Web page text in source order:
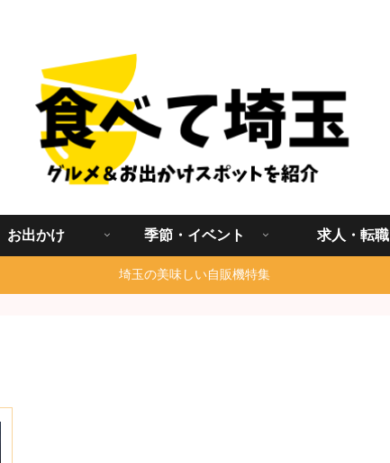
お出かけ 季節・イベント 求人・転職
埼玉の美味しい自販機特集